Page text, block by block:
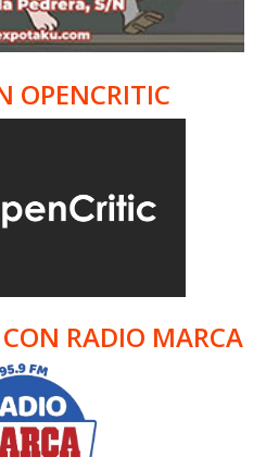
OPENCRITIC
RADIO MARCA